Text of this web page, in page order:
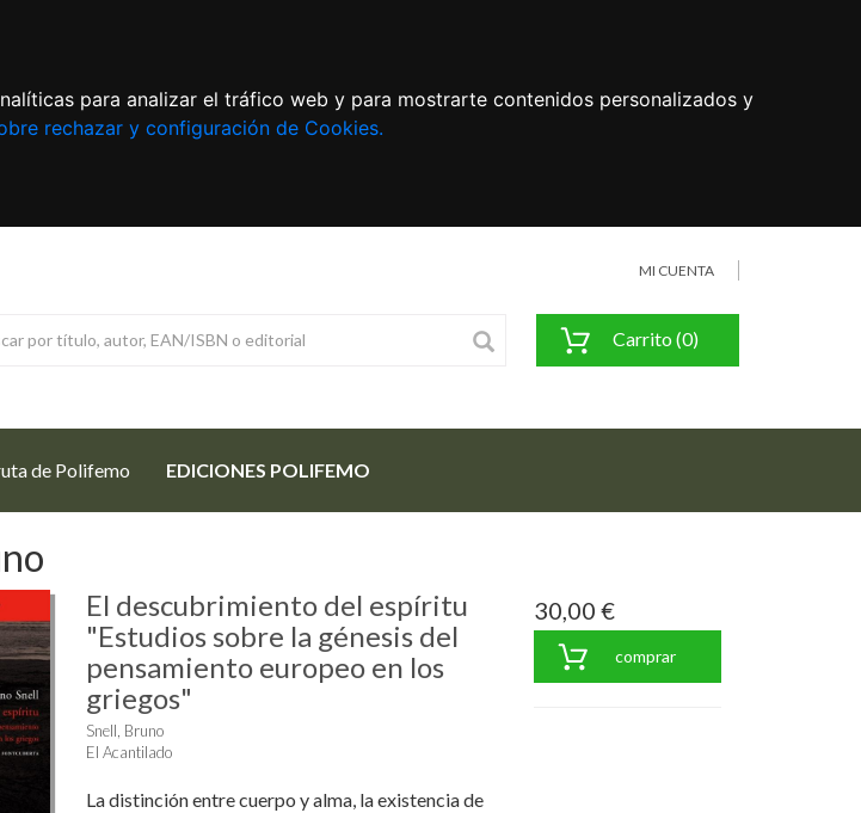
para analizar el tráfico web y para mostrarte contenidos personalizados y
rechazar y configuración de Cookies.
MI CUENTA
Carrito (0)
de Polifemo EDICIONES POLIFEMO
El descubrimiento del espíritu
"Estudios sobre la génesis del
pensamiento europeo en los
griegos"
Snell, Bruno
El Acantilado
La distinción entre cuerpo y alma, la existencia de
30,00 €
comprar